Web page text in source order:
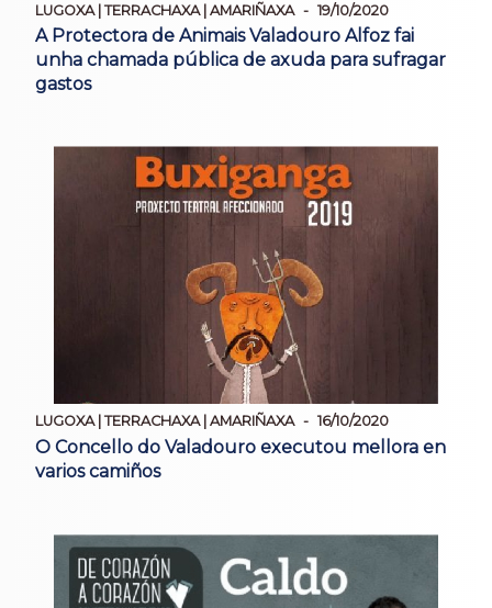
LUGOXA | TERRACHAXA | AMARIÑAXA 19/10/2020
A Protectora de Animais Valadouro Alfoz fai
unha chamada pública de axuda para sufragar
gastos
LUGOXA | TERRACHAXA | AMARIÑAXA 16/10/2020
O Concello do Valadouro executou mellora en
varios camiños